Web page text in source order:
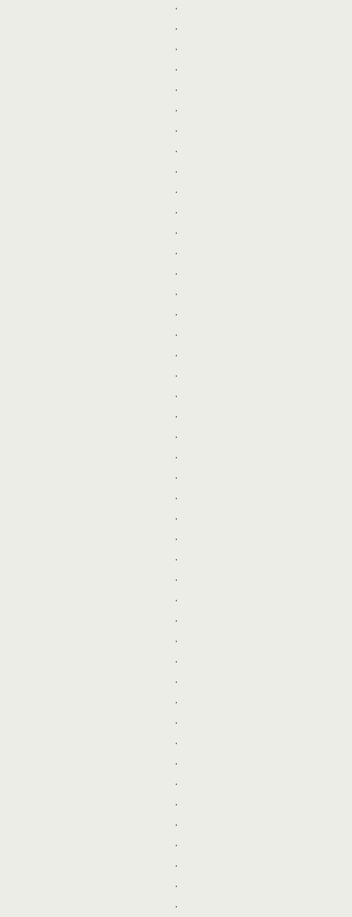
.
.
.
.
.
.
.
.
.
.
.
.
.
.
.
.
.
.
.
.
.
.
.
.
.
.
.
.
.
.
.
.
.
.
.
.
.
.
.
.
.
.
.
.
.